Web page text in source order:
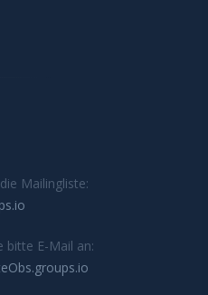
Mailingliste:
bitte E-Mail an: